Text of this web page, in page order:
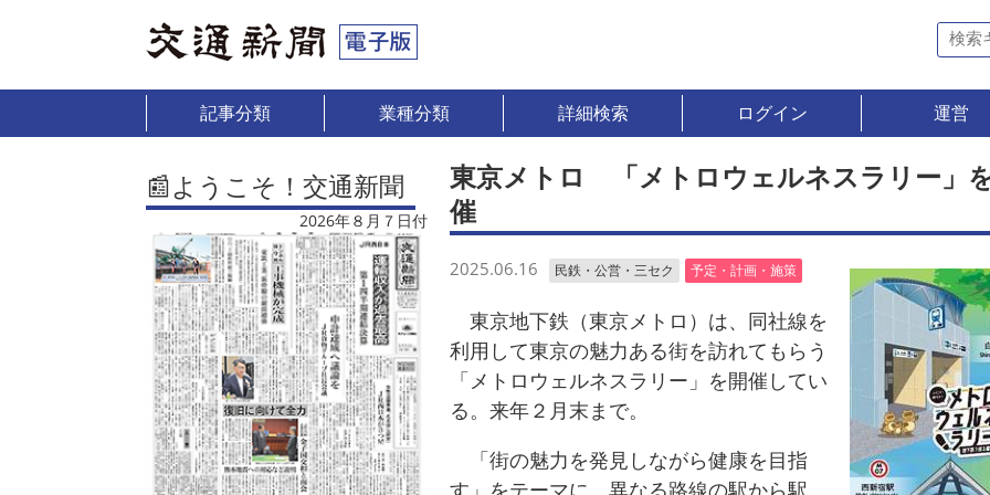
記事分類 業種分類 詳細検索 ログイン 運営
📰ようこそ！交通新聞
2026年８月７日付
東京メトロ 「メトロウェルネスラリー」
催
2025.06.16 民鉄・公営・三セク 予定・計画・施策
東京地下鉄（東京メトロ）は、同社線を
利用して東京の魅力ある街を訪れてもらう
「メトロウェルネスラリー」を開催してい
る。来年２月末まで。
「街の魅力を発見しながら健康を目指
す」をテーマに、異なる路線の駅から駅